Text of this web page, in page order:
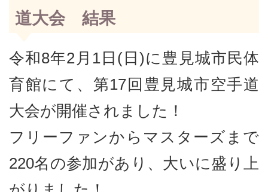
道大会 結果
令和8年2月1日(日)に豊見城市民体
育館にて、第17回豊見城市空手道
大会が開催されました！
フリーファンからマスターズまで
220名の参加があり、大いに盛り上